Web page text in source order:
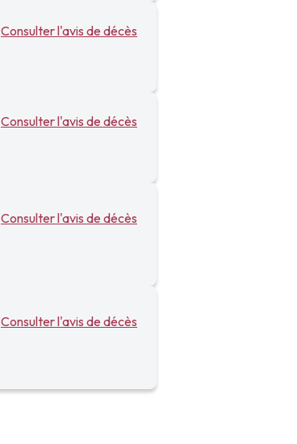
Consulter l'avis de décès
Consulter l'avis de décès
Consulter l'avis de décès
Consulter l'avis de décès